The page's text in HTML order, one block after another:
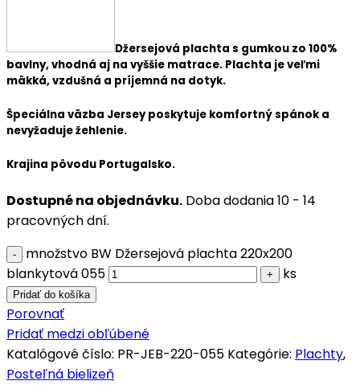
Džersejová plachta s gumkou zo 100%
bavlny, vhodná aj na vyššie matrace. Plachta je veľmi
mäkká, vzdušná a príjemná na dotyk.
Špeciálna väzba Jersey poskytuje komfortný spánok a
nevyžaduje žehlenie.
Krajina pôvodu Portugalsko.
Dostupné na objednávku. Doba dodania 10 - 14
pracovných dní.
množstvo BW Džersejová plachta 220x200
blankytová 055
ks
Pridať do košíka
Porovnať
Pridať medzi obľúbené
Katalógové číslo: PR-JEB-220-055 Kategórie: Plachty,
Posteľná bielizeň